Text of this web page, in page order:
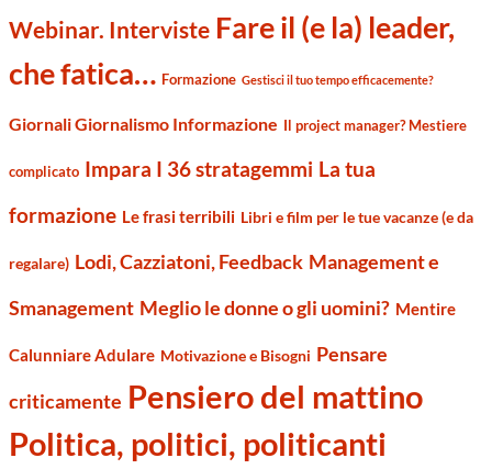
Webinar. Interviste Fare il (e la) leader,
che fatica… Formazione Gestisci il tuo tempo efficacemente?
Giornali Giornalismo Informazione Il project manager? Mestiere
complicato Impara I 36 stratagemmi La tua
formazione Le frasi terribili Libri e film per le tue vacanze (e da
regalare) Lodi, Cazziatoni, Feedback Management e
Smanagement Meglio le donne o gli uomini? Mentire
Calunniare Adulare Motivazione e Bisogni Pensare
criticamente Pensiero del mattino
Politica, politici, politicanti